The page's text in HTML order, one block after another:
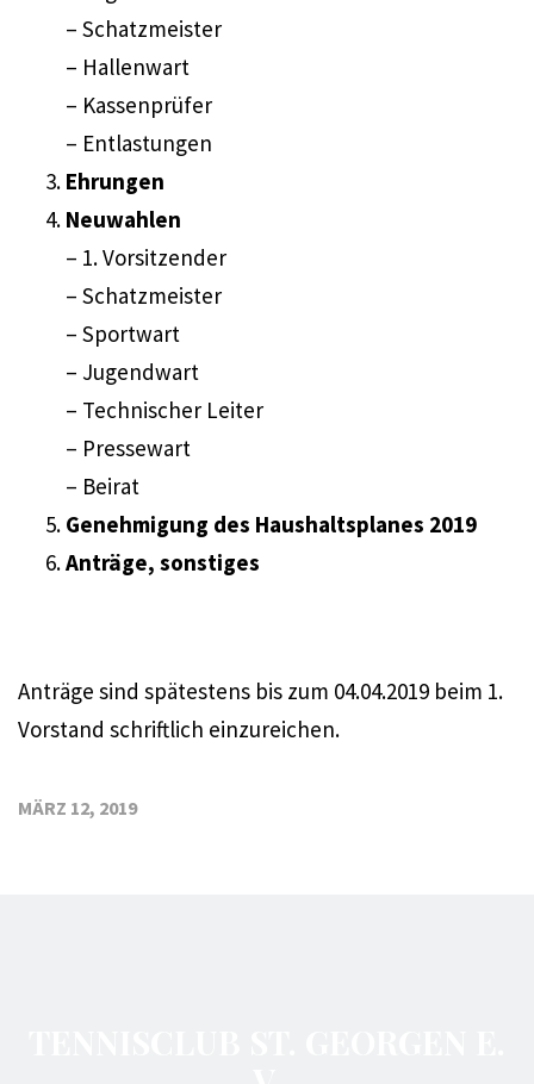
– Schatzmeister
– Hallenwart
– Kassenprüfer
– Entlastungen
Ehrungen
Neuwahlen
– 1. Vorsitzender
– Schatzmeister
– Sportwart
– Jugendwart
– Technischer Leiter
– Pressewart
– Beirat
Genehmigung des Haushaltsplanes 2019
Anträge, sonstiges
Anträge sind spätestens bis zum 04.04.2019 beim 1.
Vorstand schriftlich einzureichen.
MÄRZ 12, 2019